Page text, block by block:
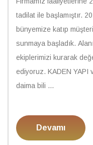
tadilat ile başlamıştır.
bünyemize katıp
sunmaya başladık.
ekiplerimizi kurarak
ediyoruz. KADEN YAPI
daima bili ...
Devamı